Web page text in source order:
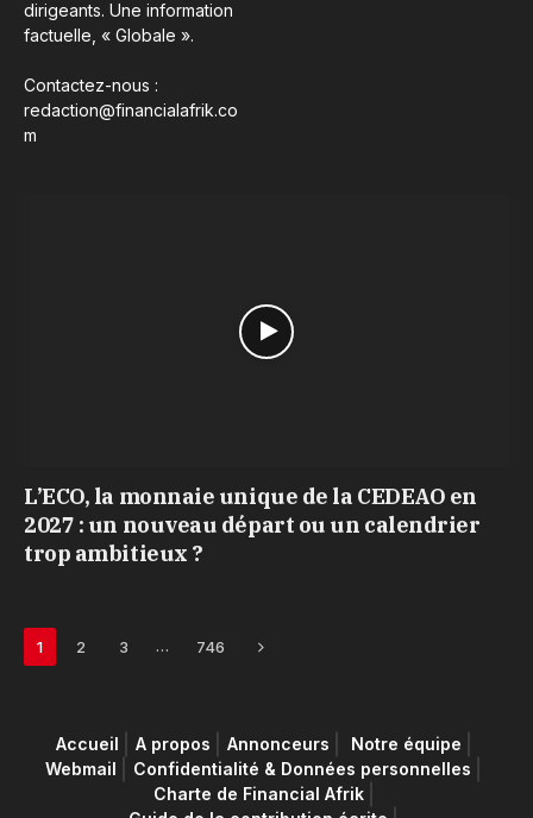
dirigeants. Une information
factuelle, « Globale ».
Contactez-nous :
redaction@financialafrik.co
m
L’ECO, la monnaie unique de la CEDEAO en
2027 : un nouveau départ ou un calendrier
trop ambitieux ?
1 2 3 … 746 Next
Accueil A propos Annonceurs
Notre équipe
Webmail
Confidentialité & Données personnelles
Charte de Financial Afrik